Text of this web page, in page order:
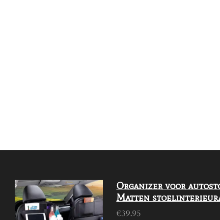
Organizer voor
Matten
€39.95